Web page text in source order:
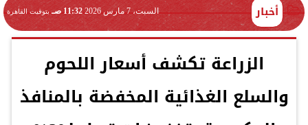
أخبار السبت، 7 مارس 2026 11:32 صـ بتوقيت القاهرة
الزراعة تكشف أسعار اللحوم
والسلع الغذائية المخفضة بالمنافذ